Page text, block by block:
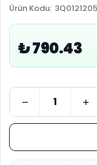
Ürün Kodu:
₺ 790.43